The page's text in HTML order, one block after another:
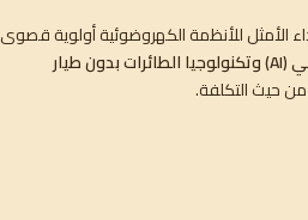
الأمثل للأنظمة الكهروضوئية أولوية قصوى
الذكاء الاصطناعي (AI) وتكنولوجيا الطائرات بدون طيار
من حيث التكلفة.